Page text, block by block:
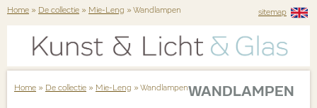
Home » De collectie » Mie-Leng » Wandlampen sitemap
Home » De collectie » Mie-Leng » WandlampenWANDLAMPEN